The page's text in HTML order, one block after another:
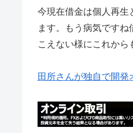
今現在借金は個人再生
ます。もう病気です
こえない様にこれから
田所さんが独自で開